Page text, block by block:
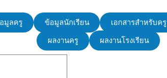
มูลครู ข้อมูลนักเรียน เอกสารสำหรับครู
ผลงานครู ผลงานโรงเรียน